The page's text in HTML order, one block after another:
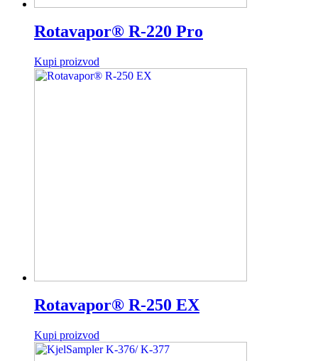
Rotavapor® R-220 Pro
Kupi proizvod
Rotavapor® R-250 EX
Kupi proizvod